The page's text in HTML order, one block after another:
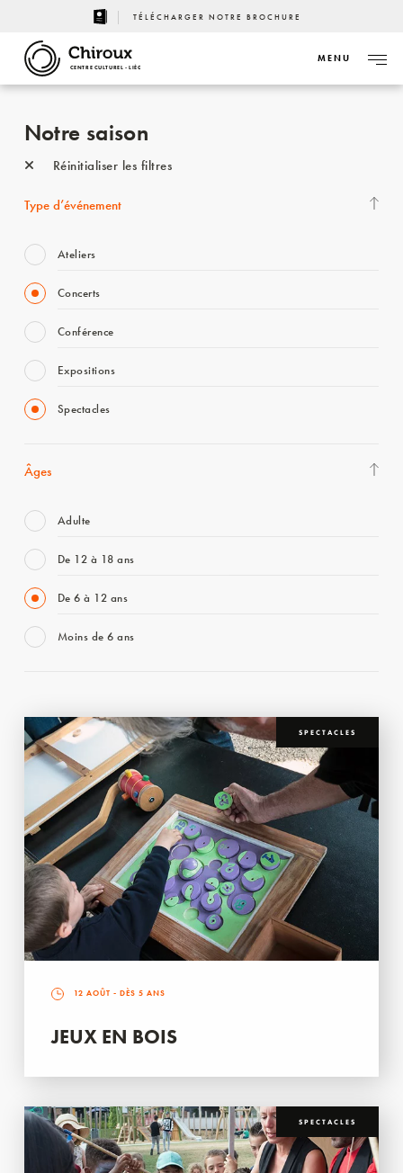
TÉLÉCHARGER NOTRE BROCHURE
CENTRE CULTUREL - LIÈGE
MENU
Notre saison
Réinitialiser les filtres
Type d’événement
Ateliers
Concerts
Conférence
Expositions
Spectacles
Âges
Adulte
De 12 à 18 ans
De 6 à 12 ans
Moins de 6 ans
SPECTACLES
12 AOÛT - DÈS 5 ANS
JEUX EN BOIS
SPECTACLES